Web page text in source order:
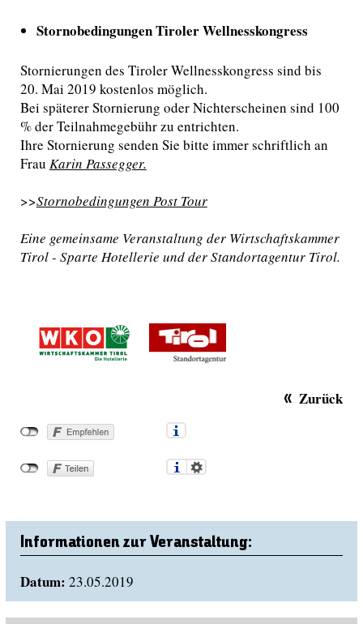
Stornobedingungen Tiroler Wellnesskongress
Stornierungen des Tiroler Wellnesskongress sind bis
20. Mai 2019 kostenlos möglich.
Bei späterer Stornierung oder Nichterscheinen sind 100
% der Teilnahmegebühr zu entrichten.
Ihre Stornierung senden Sie bitte immer schriftlich an
Frau Karin Passegger.
>>Stornobedingungen Post Tour
Eine gemeinsame Veranstaltung der Wirtschaftskammer
Tirol - Sparte Hotellerie und der Standortagentur Tirol.
Zurück
Informationen zur Veranstaltung:
Datum: 23.05.2019